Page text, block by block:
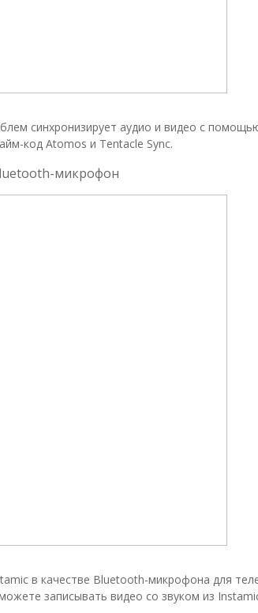
синхронизирует аудио и видео с
код Atomos и Tentacle Sync.
микрофон
в качестве Bluetooth-микрофона для
записывать видео со звуком из